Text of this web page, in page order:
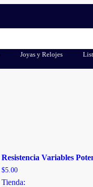
Joyas y Relojes
Resistencia Variables
$5.00
Tienda: